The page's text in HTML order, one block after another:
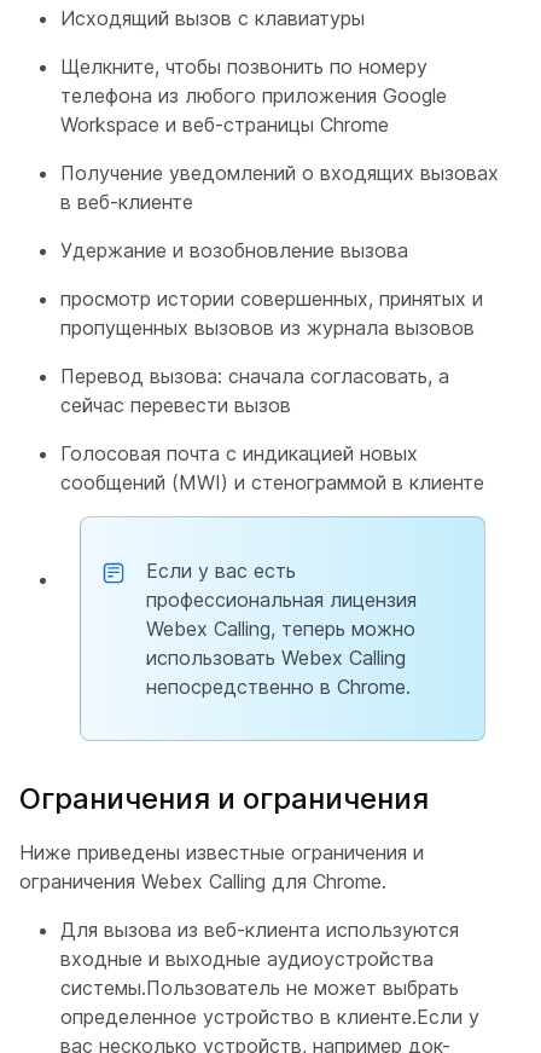
Исходящий вызов с клавиатуры
Щелкните, чтобы позвонить по номеру
телефона из любого приложения Google
Workspace и веб-страницы Chrome
Получение уведомлений о входящих вызовах
в веб-клиенте
Удержание и возобновление вызова
просмотр истории совершенных, принятых и
пропущенных вызовов из журнала вызовов
Перевод вызова: сначала согласовать, а
сейчас перевести вызов
Голосовая почта с индикацией новых
сообщений (MWI) и стенограммой в клиенте
Если у вас есть
профессиональная лицензия
Webex Calling, теперь можно
использовать Webex Calling
непосредственно в Chrome.
Ограничения и ограничения
Ниже приведены известные ограничения и
ограничения Webex Calling для Chrome.
Для вызова из веб-клиента используются
входные и выходные аудиоустройства
системы.Пользователь не может выбрать
определенное устройство в клиенте.Если у
вас несколько устройств, например док-